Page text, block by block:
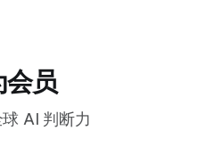
会员
AI 判断力